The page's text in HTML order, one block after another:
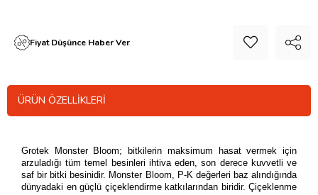
Fiyat Düşünce Haber Ver
ÜRÜN ÖZELLIKLERI
Grotek Monster Bloom; bitkilerin maksimum hasat vermek için
arzuladığı tüm temel besinleri ihtiva eden, son derece kuvvetli ve
saf bir bitki besinidir. Monster Bloom, P-K değerleri baz alındığında
dünyadaki en güçlü çiçeklendirme katkılarından biridir. Çiçeklenme